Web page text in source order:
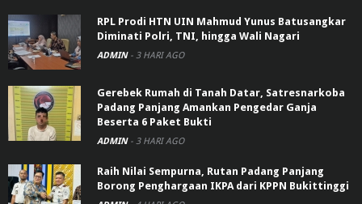
RPL Prodi HTN UIN Mahmud Yunus Batusangkar
Diminati Polri, TNI, hingga Wali Nagari
ADMIN - 3 HARI AGO
Gerebek Rumah di Tanah Datar, Satresnarkoba
Padang Panjang Amankan Pengedar Ganja
Beserta 6 Paket Bukti
ADMIN - 3 HARI AGO
Raih Nilai Sempurna, Rutan Padang Panjang
Borong Penghargaan IKPA dari KPPN Bukittinggi